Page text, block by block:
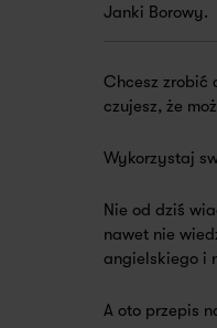
Janki Borowy.
Chcesz zrobić
czujesz, że
Wykorzystaj
Nie od dziś
nawet nie
angielskiego i
A oto przepis